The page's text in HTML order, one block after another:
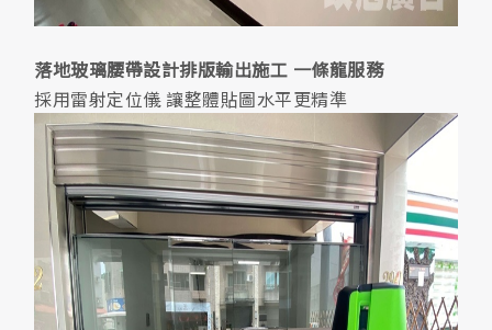
落地玻璃腰帶設計排版輸出施工 一條龍服務
採用雷射定位儀 讓整體貼圖水平更精準